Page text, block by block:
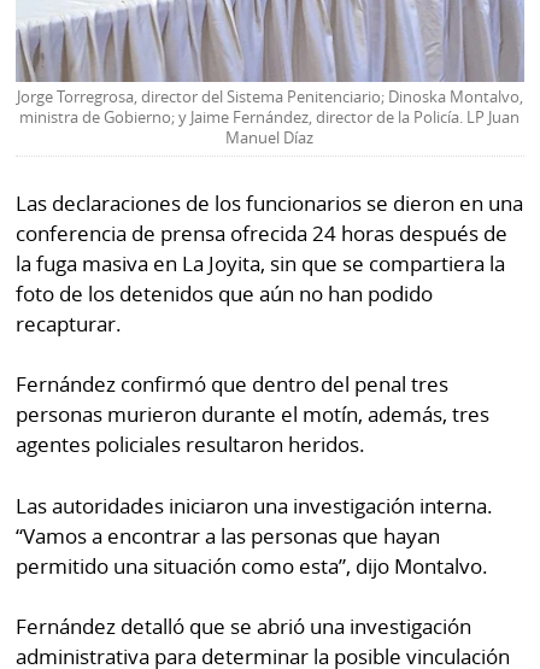
⌾
Sábado
Picante
Repregunta
Cual
⌾
Sabrina
Jorge Torregrosa, director del Sistema Penitenciario; Dinoska Montalvo,
ministra de Gobierno; y Jaime Fernández, director de la Policía. LP Juan
Manuel Díaz
Las declaraciones de los funcionarios se dieron en una
conferencia de prensa ofrecida 24 horas después de
la fuga masiva en La Joyita, sin que se compartiera la
foto de los detenidos que aún no han podido
recapturar.
Fernández confirmó que dentro del penal tres
personas murieron durante el motín, además, tres
agentes policiales resultaron heridos.
Las autoridades iniciaron una investigación interna.
“Vamos a encontrar a las personas que hayan
permitido una situación como esta”, dijo Montalvo.
Fernández detalló que se abrió una investigación
administrativa para determinar la posible vinculación